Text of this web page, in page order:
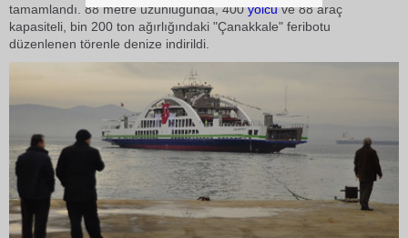
tamamlandı. 88 metre uzunluğunda, 400yolcuve 88 araç
kapasiteli, bin 200 ton ağırlığındaki "Çanakkale" feribotu
düzenlenen törenle denize indirildi.